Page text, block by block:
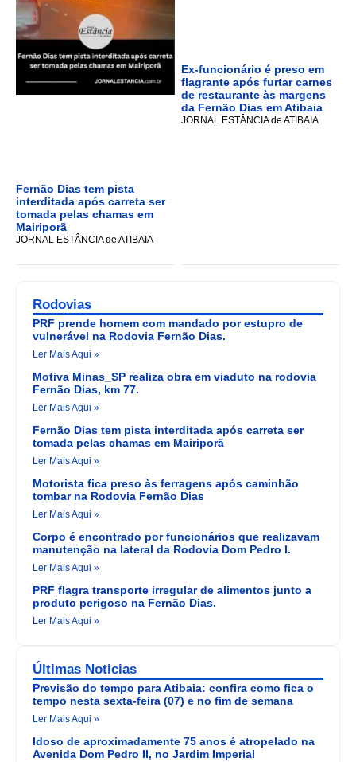
Fernão Dias tem pista
interditada após carreta ser
tomada pelas chamas em
Mairiporã
JORNAL ESTÂNCIA de ATIBAIA
Ex-funcionário é preso em
flagrante após furtar carnes
de restaurante às margens
da Fernão Dias em Atibaia
JORNAL ESTÂNCIA de ATIBAIA
Rodovias
PRF prende homem com mandado por estupro de
vulnerável na Rodovia Fernão Dias.
Ler Mais Aqui »
Motiva Minas_SP realiza obra em viaduto na rodovia
Fernão Dias, km 77.
Ler Mais Aqui »
Fernão Dias tem pista interditada após carreta ser
tomada pelas chamas em Mairiporã
Ler Mais Aqui »
Motorista fica preso às ferragens após caminhão
tombar na Rodovia Fernão Dias
Ler Mais Aqui »
Corpo é encontrado por funcionários que realizavam
manutenção na lateral da Rodovia Dom Pedro I.
Ler Mais Aqui »
PRF flagra transporte irregular de alimentos junto a
produto perigoso na Fernão Dias.
Ler Mais Aqui »
Últimas Noticias
Previsão do tempo para Atibaia: confira como fica o
tempo nesta sexta-feira (07) e no fim de semana
Ler Mais Aqui »
Idoso de aproximadamente 75 anos é atropelado na
Avenida Dom Pedro II, no Jardim Imperial